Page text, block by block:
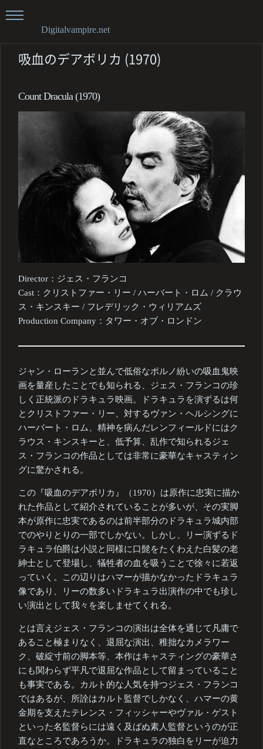
Digitalvampire.net
吸血のデアボリカ (1970)
Count Dracula (1970)
Director：ジェス・フランコ
Cast：クリストファー・リー / ハーバート・ロム / クラウ
ス・キンスキー / フレデリック・ウィリアムズ
Production Company：タワー・オブ・ロンドン
ジャン・ローランと並んで低俗なポルノ紛いの吸血鬼映
画を量産したことでも知られる、ジェス・フランコの珍
しく正統派のドラキュラ映画。ドラキュラを演ずるは何
とクリストファー・リー、対するヴァン・ヘルシングに
ハーバート・ロム、精神を病んだレンフィールドにはク
ラウス・キンスキーと、低予算、乱作で知られるジェ
ス・フランコの作品としては非常に豪華なキャスティン
グに驚かされる。
この『吸血のデアボリカ』（1970）は原作に忠実に描か
れた作品として紹介されていることが多いが、その実脚
本が原作に忠実であるのは前半部分のドラキュラ城内部
でのやりとりの一部でしかない。しかし、リー演ずるド
ラキュラ伯爵は小説と同様に口髭をたくわえた白髪の老
紳士として登場し、犠牲者の血を吸うことで徐々に若返
っていく。この辺りはハマーが描かなかったドラキュラ
像であり、リーの数多いドラキュラ出演作の中でも珍し
い演出として我々を楽しませてくれる。
とは言えジェス・フランコの演出は全体を通じて凡庸で
あること極まりなく、退屈な演出、稚拙なカメラワー
ク、破綻寸前の脚本等、本作はキャスティングの豪華さ
にも関わらず平凡で退屈な作品として留まっていること
も事実である。カルト的な人気を持つジェス・フランコ
ではあるが、所詮はカルト監督でしかなく、ハマーの黄
金期を支えたテレンス・フィッシャーやヴァル・ゲスト
といった名監督らには遠く及ばぬ素人監督というのが正
直なところであろうか。ドラキュラの独白をリーが迫力